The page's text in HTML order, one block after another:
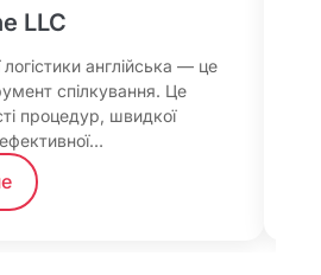
LLC
логістики англійська — це
спілкування. Це
процедур, швидкої